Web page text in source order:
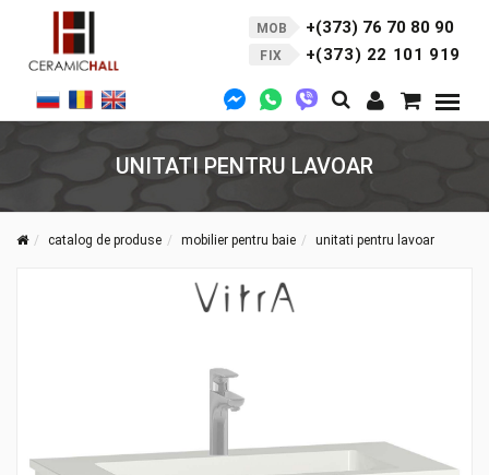
MOB +(373) 76 70 80 90
FIX +(373) 22 101 919
UNITATI PENTRU LAVOAR
catalog de produse mobilier pentru baie unitati pentru lavoar